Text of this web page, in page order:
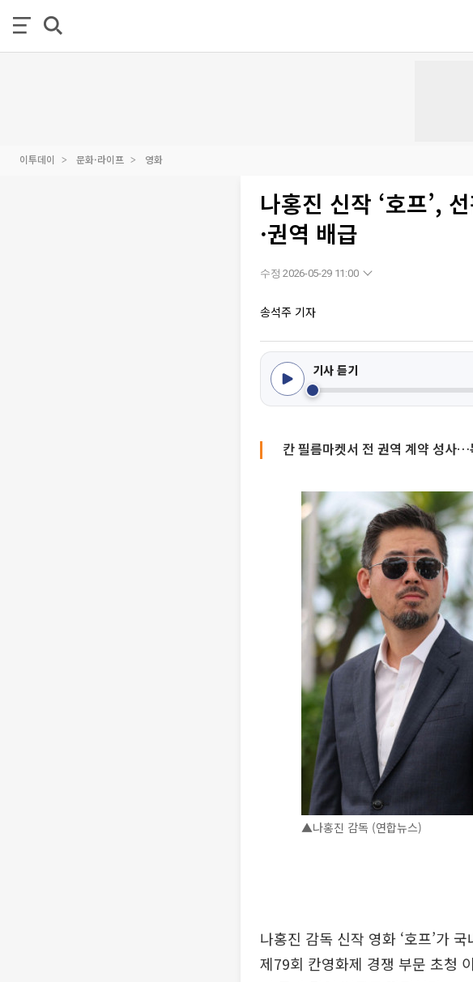
이투데이 문화·라이프 영화
나홍진 신작 ‘호프’,
·권역 배급
수정 2026-05-29 11:00
송석주 기자
기사 듣기
칸 필름마켓서 전 권역 계약 성사
▲나홍진 감독 (연합뉴스)
나홍진 감독 신작 영화 ‘호프’가
제79회 칸영화제 경쟁 부문 초청